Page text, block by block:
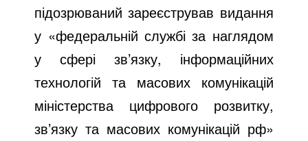
підозрюваний зареєстрував видання
у «федеральній службі за наглядом
у сфері зв’язку, інформаційних
технологій та масових комунікацій
міністерства цифрового розвитку,
зв’язку та масових комунікацій рф»